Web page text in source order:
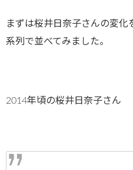
まずは桜井日奈子さんの変
系列で並べてみました。
2014年頃の桜井日奈子さん